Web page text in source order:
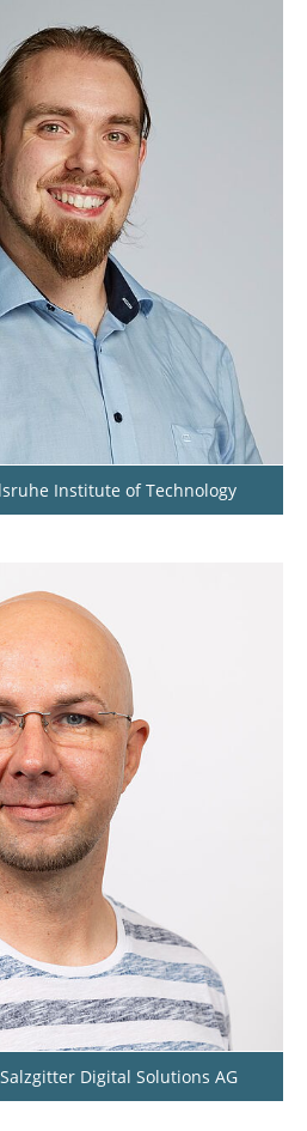
Institute of Technology
Digital Solutions AG